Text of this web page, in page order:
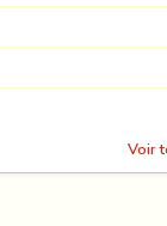
Voir